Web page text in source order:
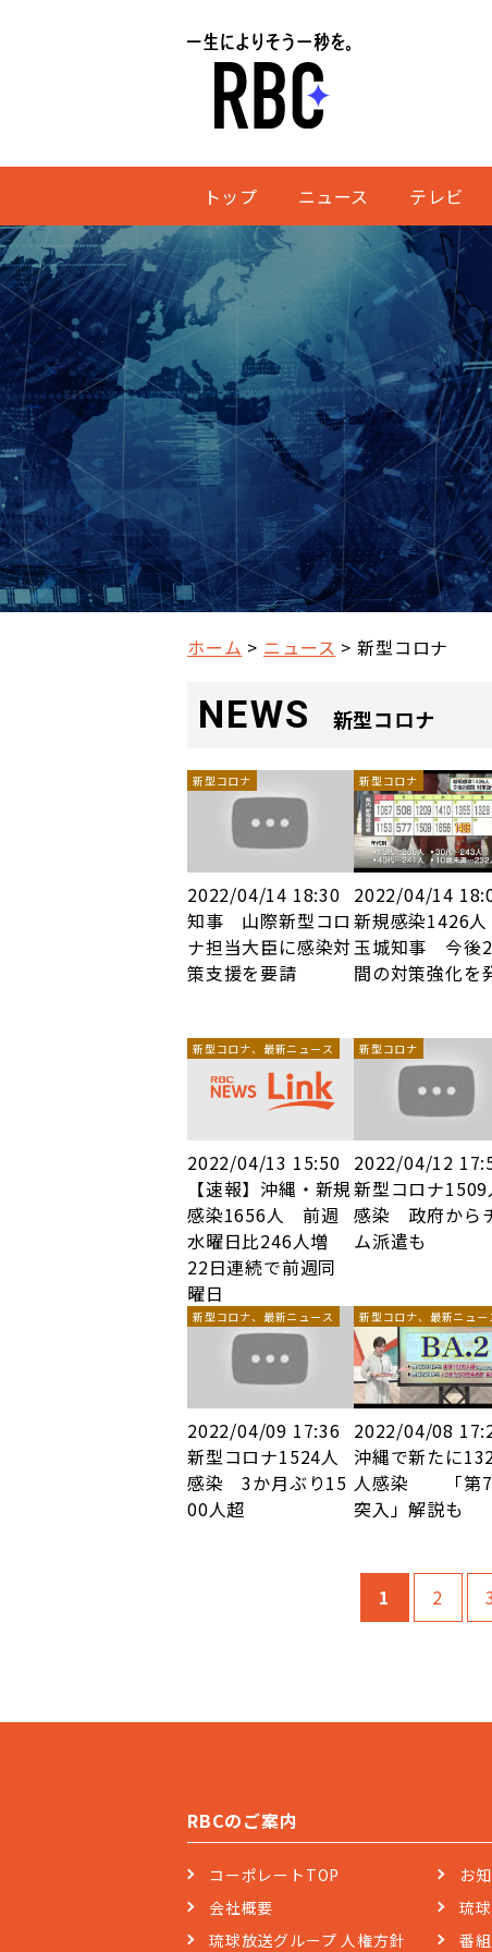
トップ ニュース テレビ
ホーム ニュース 新型コロナ
NEWS 新型コロナ
新型コロナ
2022/04/14 18:30
知事 山際新型コロ
ナ担当大臣に感染対
策支援を要請
新型コロナ
2022/04/14
新規感染1426人
玉城知事 今後
間の対策強化を
新型コロナ、最新ニュース
2022/04/13 15:50
【速報】沖縄・新規
感染1656人 前週
水曜日比246人増
22日連続で前週同
曜日
新型コロナ
2022/04/12
新型コロナ1509
感染 政府から
ム派遣も
新型コロナ、最新ニュース
2022/04/09 17:36
新型コロナ1524人
感染 3か月ぶり15
00人超
新型コロナ、最新ニュー
2022/04/08
沖縄で新たに
人感染 「第7
突入」解説も
1 2
RBCのご案内
コーポレートTOP
会社概要
琉球放送グループ 人権方針
お
琉
番